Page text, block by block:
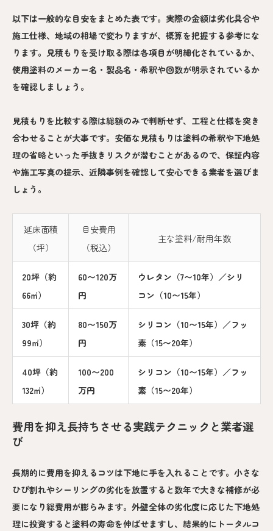
以下は一般的な目安をまとめた表です。実際の金額は劣化具合や
施工仕様、地域の相場で変わりますが、概算を把握する参考にな
ります。見積もりを受け取る際は各項目が明細化されているか、
使用塗料のメーカー名・製品名・希釈や回数が明示されているか
を確認しましょう。
見積もりを比較する際は総額のみで判断せず、工程と仕様を突き
合わせることが大事です。安価な見積もりは塗料の希釈や下地処
理の省略といった手抜きリスクが潜むことがあるので、保証内容
や施工写真の提示、近隣事例を確認して安心できる業者を選びま
しょう。
延床面積
（坪）
目安費用
（税込）
主な塗料/耐用年数
20坪（約
66㎡）
60〜120万
円
ウレタン（7〜10年）／シリ
コン（10〜15年）
30坪（約
99㎡）
80〜150万
円
シリコン（10〜15年）／フッ
素（15〜20年）
40坪（約
132㎡）
100〜200
万円
シリコン（10〜15年）／フッ
素（15〜20年）
費用を抑え長持ちさせる実践テクニックと業者選
び
長期的に費用を抑えるコツは下地に手を入れることです。小さな
ひび割れやシーリングの劣化を放置すると数年で大きな補修が必
要になり総費用が膨らみます。外壁全体の劣化度に応じた下地処
理に投資すると塗料の寿命を伸ばせますし、結果的にトータルコ